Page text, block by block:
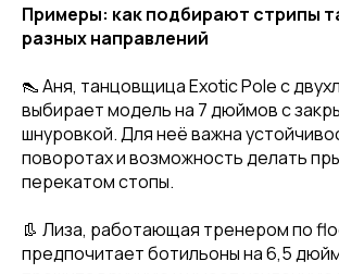
Примеры: как подбирают стрипы
разных направлений
👠 Аня, танцовщица Exotic Pole с
выбирает модель на 7 дюймов с
шнуровкой. Для неё важна
поворотах и возможность делать
перекатом стопы.
👢 Лиза, работающая тренером по
предпочитает ботильоны на 6,5